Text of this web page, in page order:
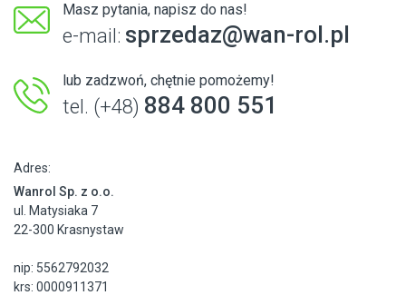
Masz pytania, napisz do nas!
e-mail: sprzedaz@wan-rol.pl
lub zadzwoń, chętnie pomożemy!
tel. (+48) 884 800 551
Adres:
Wanrol Sp. z o.o.
ul. Matysiaka 7
22-300 Krasnystaw
nip: 5562792032
krs: 0000911371